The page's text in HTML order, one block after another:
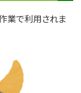
業で利用されま